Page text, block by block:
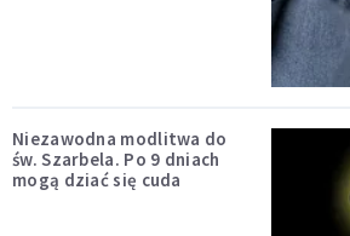
Niezawodna modlitwa do
św. Szarbela. Po 9 dniach
mogą dziać się cuda